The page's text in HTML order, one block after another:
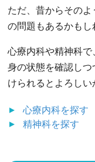
ただ、昔からその
の問題もあるかもし
心療内科や精神科
身の状態を確認し
けられるとよろしい
心療内科を探す
精神科を探す